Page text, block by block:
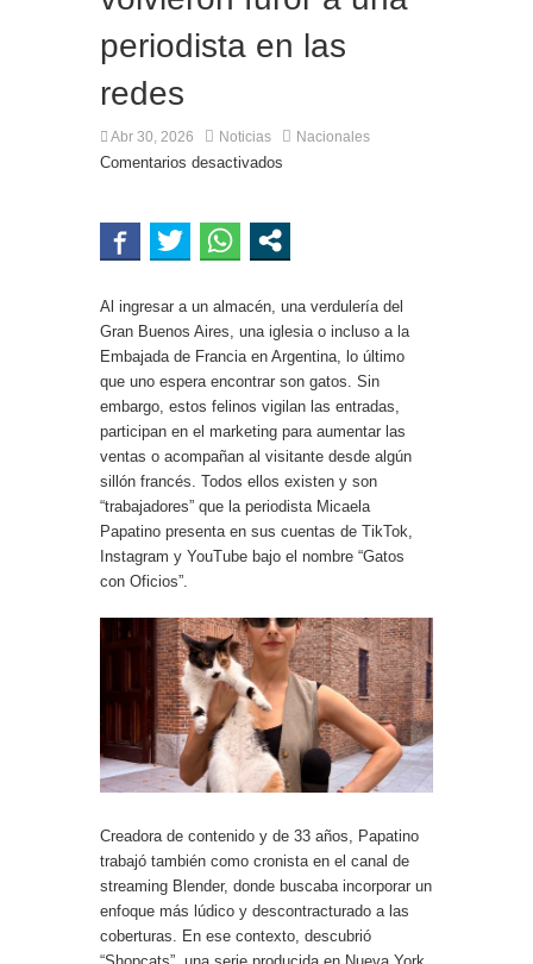
periodista en las
redes
Abr 30, 2026 Noticias Nacionales
Comentarios desactivados
Al ingresar a un almacén, una verdulería del
Gran Buenos Aires, una iglesia o incluso a la
Embajada de Francia en Argentina, lo último
que uno espera encontrar son gatos. Sin
embargo, estos felinos vigilan las entradas,
participan en el marketing para aumentar las
ventas o acompañan al visitante desde algún
sillón francés. Todos ellos existen y son
“trabajadores” que la periodista Micaela
Papatino presenta en sus cuentas de TikTok,
Instagram y YouTube bajo el nombre “Gatos
con Oficios”.
Creadora de contenido y de 33 años, Papatino
trabajó también como cronista en el canal de
streaming Blender, donde buscaba incorporar un
enfoque más lúdico y descontracturado a las
coberturas. En ese contexto, descubrió